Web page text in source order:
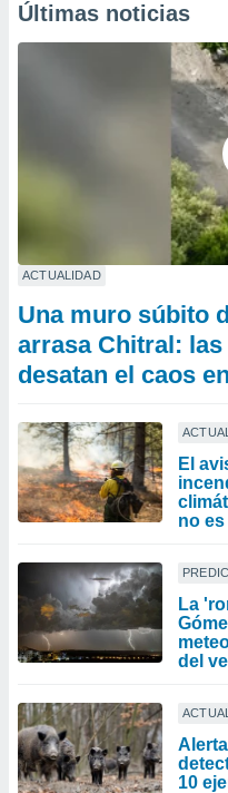
Últimas noticias
ACTUALIDAD
Una muro súbito
arrasa Chitral:
desatan el caos
El
no
La
del
10